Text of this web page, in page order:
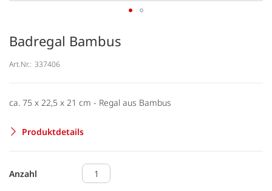
Badregal Bambus
Art.Nr.: 337406
ca. 75 x 22,5 x 21 cm - Regal aus Bambus
Produktdetails
Anzahl